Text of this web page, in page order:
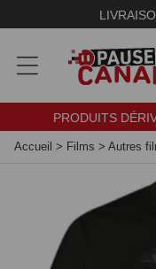
PRODUITS
Accueil > Films > Autres
Panneau de gestion des